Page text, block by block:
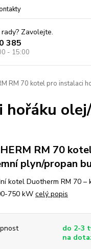
Zavolejte.
385
- 15:00
RM 70 kotel pro instalaci
hořáku
RM 70
plyn/propan
kotel Duotherm RM 70
750 kW celý popis
do 2-3
na